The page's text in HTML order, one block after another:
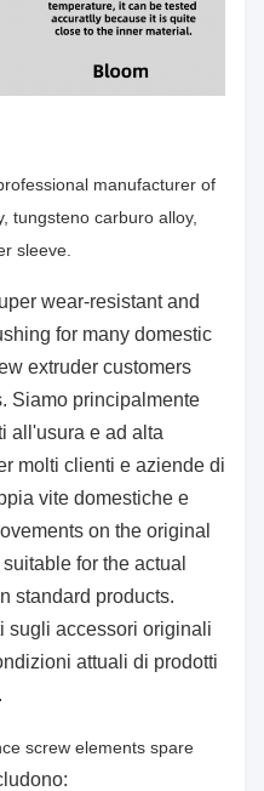
manufacturer of
tungsteno carburo alloy,
sleeve.
wear-resistant and
for many domestic
extruder customers
Siamo principalmente
all'usura e ad alta
molti clienti e aziende di
vite domestiche e
on the original
for the actual
standard products.
sugli accessori originali
attuali di prodotti
screw elements spare